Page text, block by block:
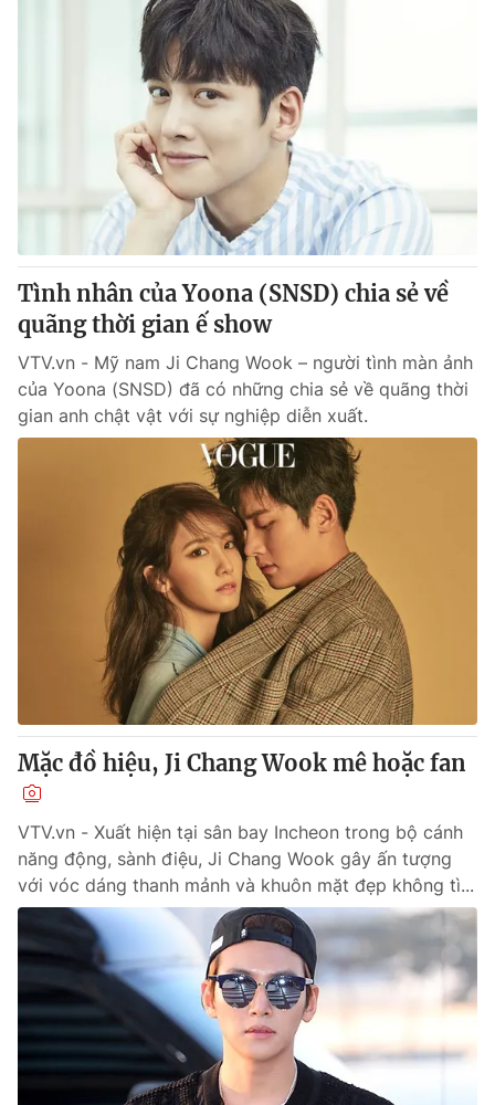
Chất lượng cuộc sống
Học trực tuyến
Hitech Công nghệ tương lai
Giao lưu trực tuyến
Lịch phát sóng
Chuyên mục khác
Emagazine Podcast
Photo Infographic
Video Shorts video
VTV Thể thao
VTV Sức khoẻ Bất động sản
Thị trường 24h Tấm lòng Việt
Vươn mình bằng AI
VTV9 VTV8
THỜI BÁO VTV
Theo dõi báo trên
Cơ quan chủ quản:Đài Truyền hình Việt Nam
Tình nhân của Yoona (SNSD) chia sẻ về
quãng thời gian ế show
VTV.vn - Mỹ nam Ji Chang Wook – người tình màn ảnh
của Yoona (SNSD) đã có những chia sẻ về quãng thời
gian anh chật vật với sự nghiệp diễn xuất.
Mặc đồ hiệu, Ji Chang Wook mê hoặc fan
VTV.vn - Xuất hiện tại sân bay Incheon trong bộ cánh
năng động, sành điệu, Ji Chang Wook gây ấn tượng
với vóc dáng thanh mảnh và khuôn mặt đẹp không tì...